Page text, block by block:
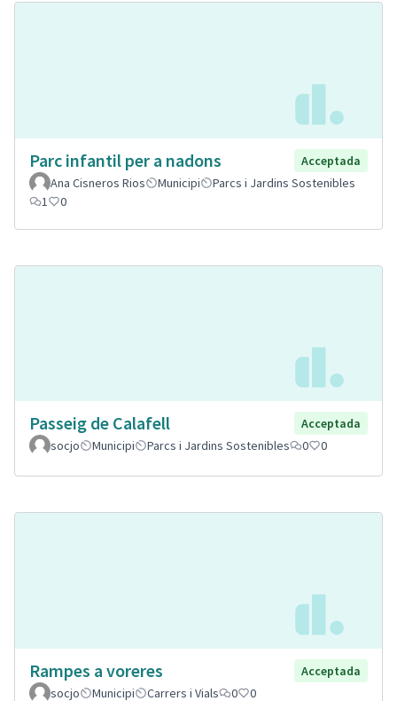
Parc infantil per a nadons
Acceptada
Ana Cisneros Rios
Municipi
Parcs i Jardins Sostenibles
1
0
Passeig de Calafell
Acceptada
socjo
Municipi Parcs i Jardins Sostenibles 0 0
Rampes a voreres
Acceptada
socjo
Municipi Carrers i Vials 0 0